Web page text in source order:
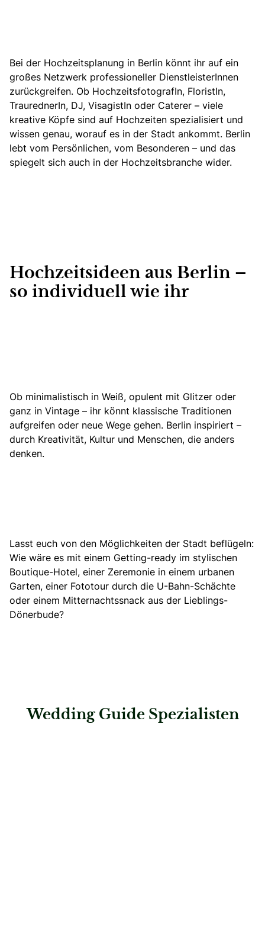
Bei der Hochzeitsplanung in Berlin könnt ihr auf ein
großes Netzwerk professioneller DienstleisterInnen
zurückgreifen. Ob HochzeitsfotografIn, FloristIn,
TraurednerIn, DJ, VisagistIn oder Caterer – viele
kreative Köpfe sind auf Hochzeiten spezialisiert und
wissen genau, worauf es in der Stadt ankommt. Berlin
lebt vom Persönlichen, vom Besonderen – und das
spiegelt sich auch in der Hochzeitsbranche wider.
Hochzeitsideen aus Berlin –
so individuell wie ihr
Ob minimalistisch in Weiß, opulent mit Glitzer oder
ganz in Vintage – ihr könnt klassische Traditionen
aufgreifen oder neue Wege gehen. Berlin inspiriert –
durch Kreativität, Kultur und Menschen, die anders
denken.
Lasst euch von den Möglichkeiten der Stadt beflügeln:
Wie wäre es mit einem Getting-ready im stylischen
Boutique-Hotel, einer Zeremonie in einem urbanen
Garten, einer Fototour durch die U-Bahn-Schächte
oder einem Mitternachtssnack aus der Lieblings-
Dönerbude?
Wedding Guide Spezialisten